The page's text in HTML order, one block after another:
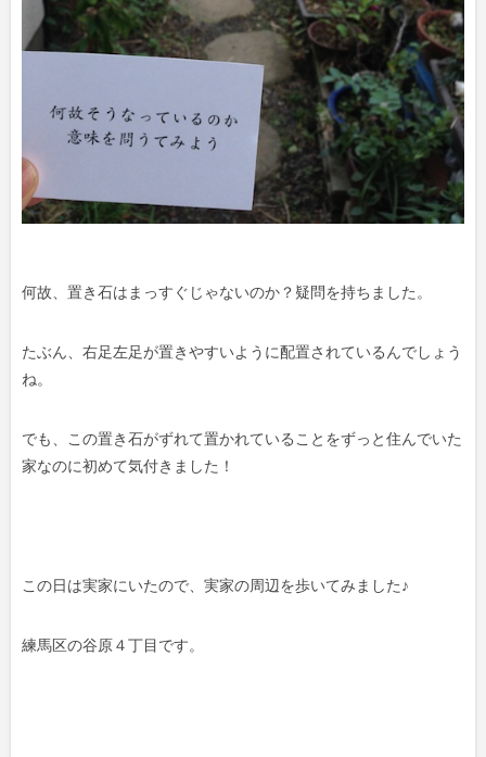
何故、置き石はまっすぐじゃないのか？疑問を持ちました。
たぶん、右足左足が置きやすいように配置されているんでしょう
ね。
でも、この置き石がずれて置かれていることをずっと住んでいた
家なのに初めて気付きました！
この日は実家にいたので、実家の周辺を歩いてみました♪
練馬区の谷原４丁目です。